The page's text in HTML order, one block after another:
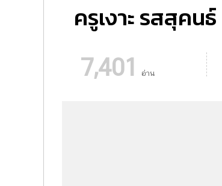
ครูเงาะ รสสุคน
7,401 อ่าน